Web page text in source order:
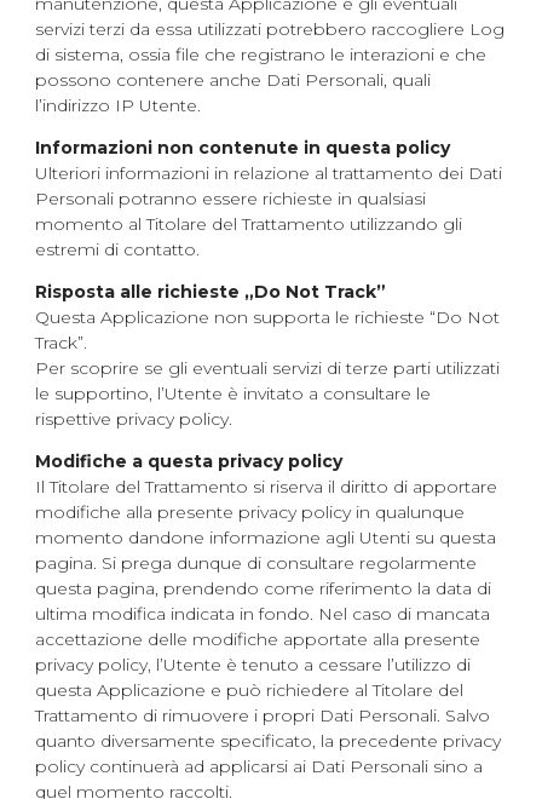
servizi terzi da essa utilizzati potrebbero raccogliere Log
di sistema, ossia file che registrano le interazioni e che
possono contenere anche Dati Personali, quali
l’indirizzo IP Utente.
Informazioni non contenute in questa policy
Ulteriori informazioni in relazione al trattamento dei Dati
Personali potranno essere richieste in qualsiasi
momento al Titolare del Trattamento utilizzando gli
estremi di contatto.
Risposta alle richieste „Do Not Track”
Questa Applicazione non supporta le richieste “Do Not
Track”.
Per scoprire se gli eventuali servizi di terze parti utilizzati
le supportino, l’Utente è invitato a consultare le
rispettive privacy policy.
Modifiche a questa privacy policy
Il Titolare del Trattamento si riserva il diritto di apportare
modifiche alla presente privacy policy in qualunque
momento dandone informazione agli Utenti su questa
pagina. Si prega dunque di consultare regolarmente
questa pagina, prendendo come riferimento la data di
ultima modifica indicata in fondo. Nel caso di mancata
accettazione delle modifiche apportate alla presente
privacy policy, l’Utente è tenuto a cessare l’utilizzo di
questa Applicazione e può richiedere al Titolare del
Trattamento di rimuovere i propri Dati Personali. Salvo
quanto diversamente specificato, la precedente privacy
policy continuerà ad applicarsi ai Dati Personali sino a
quel momento raccolti.